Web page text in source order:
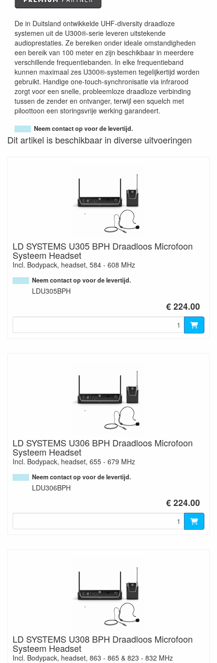
De in Duitsland ontwikkelde UHF-diversity draadloze
systemen uit de U300®-serie leveren uitstekende
audioprestaties. Ze bereiken onder ideale omstandigheden
een bereik van 100 meter en zijn beschikbaar in meerdere
verschillende frequentiebanden. In elke frequentieband
kunnen maximaal zes U300®-systemen tegelijkertijd worden
gebruikt. Handige one-touch-synchronisatie via infrarood
zorgt voor een snelle, probleemloze draadloze verbinding
tussen de zender en ontvanger, terwijl een squelch met
piloottoon een storingsvrije werking garandeert.
Neem contact op voor de levertijd.
Dit artikel is beschikbaar in diverse uitvoeringen
LD SYSTEMS U305 BPH Draadloos Microfoon
Systeem Headset
Incl. Bodypack, headset, 584 - 608 MHz
Neem contact op voor de levertijd.
LDU305BPH
€ 224.00
LD SYSTEMS U306 BPH Draadloos Microfoon
Systeem Headset
Incl. Bodypack, headset, 655 - 679 MHz
Neem contact op voor de levertijd.
LDU306BPH
€ 224.00
LD SYSTEMS U308 BPH Draadloos Microfoon
Systeem Headset
Incl. Bodypack, headset, 863 - 865 & 823 - 832 MHz